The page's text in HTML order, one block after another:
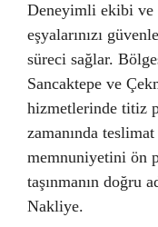
Deneyimli ekibi ve
eşyalarınızı
süreci sağlar.
Sancaktepe ve
hizmetlerinde titiz
zamanında
memnuniyetini ön
taşınmanın doğru
Nakliye.